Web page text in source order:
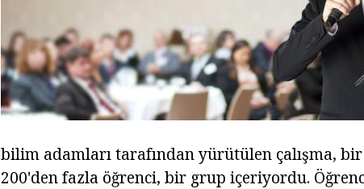
bilim adamları tarafından yürütülen çalışma,
200'den fazla öğrenci, bir grup içeriyordu.